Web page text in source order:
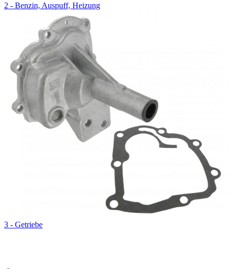
2 - Benzin, Auspuff, Heizung
3 - Getriebe